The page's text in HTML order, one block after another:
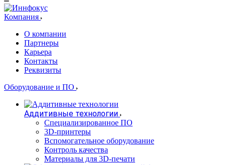
Компания
О компании
Партнеры
Карьера
Контакты
Реквизиты
Оборудование и ПО
Аддитивные технологии
Специализированное ПО
3D-принтеры
Вспомогательное оборудование
Контроль качества
Материалы для 3D-печати